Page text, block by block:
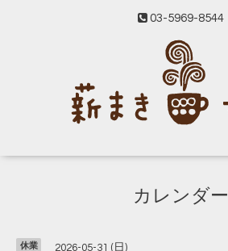
03-5969-8544
カレンダー
休業 2026-05-31 (日)